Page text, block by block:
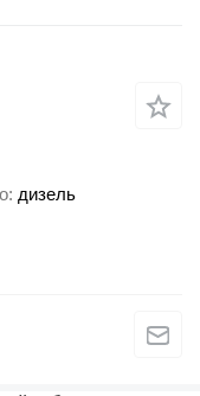
дизель